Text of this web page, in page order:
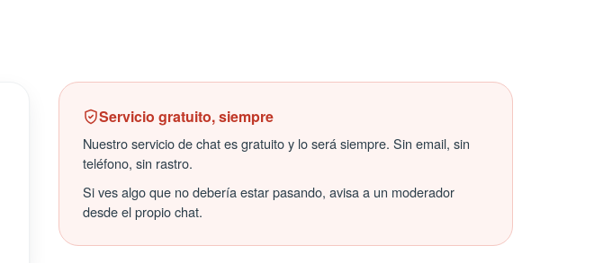
Servicio gratuito, siempre
Nuestro servicio de chat es gratuito y lo será siempre. Sin email, sin
teléfono, sin rastro.
Si ves algo que no debería estar pasando, avisa a un moderador
desde el propio chat.